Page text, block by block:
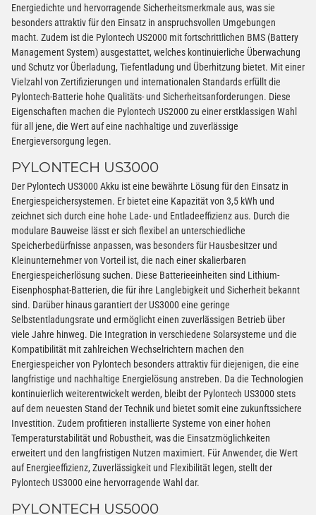
Energiedichte und hervorragende Sicherheitsmerkmale aus, was sie
besonders attraktiv für den Einsatz in anspruchsvollen Umgebungen
macht. Zudem ist die Pylontech US2000 mit fortschrittlichen BMS (Battery
Management System) ausgestattet, welches kontinuierliche Überwachung
und Schutz vor Überladung, Tiefentladung und Überhitzung bietet. Mit einer
Vielzahl von Zertifizierungen und internationalen Standards erfüllt die
Pylontech-Batterie hohe Qualitäts- und Sicherheitsanforderungen. Diese
Eigenschaften machen die Pylontech US2000 zu einer erstklassigen Wahl
für all jene, die Wert auf eine nachhaltige und zuverlässige
Energieversorgung legen.
PYLONTECH US3000
Der Pylontech US3000 Akku ist eine bewährte Lösung für den Einsatz in
Energiespeichersystemen. Er bietet eine Kapazität von 3,5 kWh und
zeichnet sich durch eine hohe Lade- und Entladeeffizienz aus. Durch die
modulare Bauweise lässt er sich flexibel an unterschiedliche
Speicherbedürfnisse anpassen, was besonders für Hausbesitzer und
Kleinunternehmer von Vorteil ist, die nach einer skalierbaren
Energiespeicherlösung suchen. Diese Batterieeinheiten sind Lithium-
Eisenphosphat-Batterien, die für ihre Langlebigkeit und Sicherheit bekannt
sind. Darüber hinaus garantiert der US3000 eine geringe
Selbstentladungsrate und ermöglicht einen zuverlässigen Betrieb über
viele Jahre hinweg. Die Integration in verschiedene Solarsysteme und die
Kompatibilität mit zahlreichen Wechselrichtern machen den
Energiespeicher von Pylontech besonders attraktiv für diejenigen, die eine
langfristige und nachhaltige Energielösung anstreben. Da die Technologien
kontinuierlich weiterentwickelt werden, bleibt der Pylontech US3000 stets
auf dem neuesten Stand der Technik und bietet somit eine zukunftssichere
Investition. Zudem profitieren installierte Systeme von einer hohen
Temperaturstabilität und Robustheit, was die Einsatzmöglichkeiten
erweitert und den langfristigen Nutzen maximiert. Für Anwender, die Wert
auf Energieeffizienz, Zuverlässigkeit und Flexibilität legen, stellt der
Pylontech US3000 eine hervorragende Wahl dar.
PYLONTECH US5000